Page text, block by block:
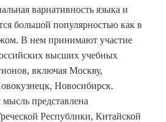
вариативность языка и
большой популярностью как в
В нем принимают участие
высших учебных
включая Москву,
Новосибирск.
представлена
Республики, Китайской